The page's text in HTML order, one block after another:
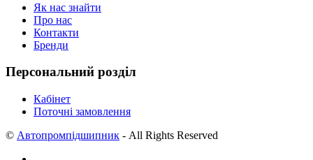
Як нас знайти
Про нас
Контакти
Бренди
Персональний розділ
Кабінет
Поточні замовлення
© Автопромпідшипник - All Rights Reserved